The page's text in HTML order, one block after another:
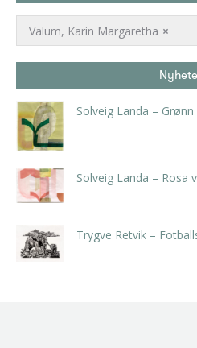
×
Valum, Karin Margaretha
Solveig Landa –
Solveig Landa – Rosa
Trygve Retvik –